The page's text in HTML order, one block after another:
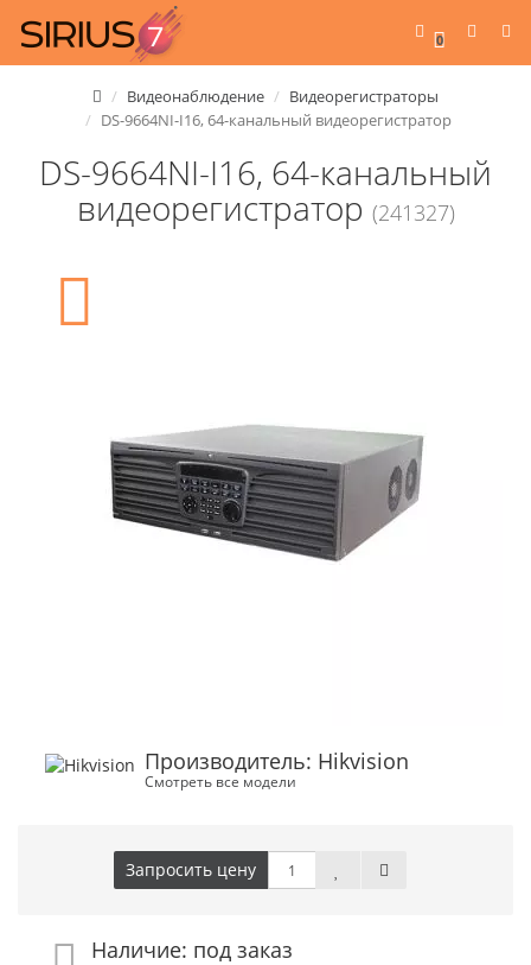
0
Видеонаблюдение
Видеорегистраторы
DS-9664NI-I16, 64-канальный видеорегистратор
DS-9664NI-I16, 64-канальный
видеорегистратор (241327)
Производитель: Hikvision
Смотреть все модели
Запросить цену
Наличие: под заказ